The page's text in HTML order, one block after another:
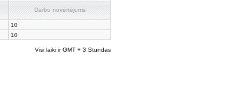
Darbu novērtējums
10
10
Visi laiki ir GMT + 3 Stundas